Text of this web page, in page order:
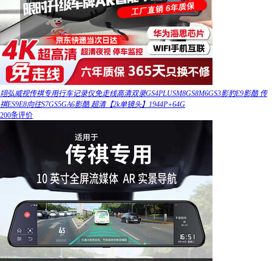
翊弘威视传祺专用行车记录仪免走线高清双录GS4PLUSM8GS8M6GS3影豹E9影酷 传
祺ES9E8向往S7GS5GA6影酷 超清【2k单镜头】1944P+64G
200条评价